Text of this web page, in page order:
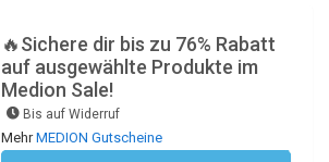
🔥Sichere dir bis zu 76% Rabatt
auf ausgewählte Produkte im
Medion Sale!
Bis auf Widerruf
MehrMEDION Gutscheine